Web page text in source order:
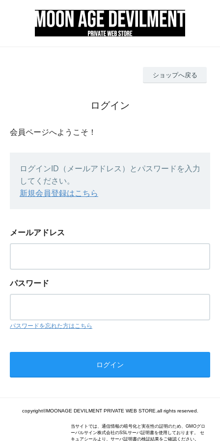
ショップへ戻る
ログイン
会員ページへようこそ！
ログインID（メールアドレス）とパスワードを入力
してください。
新規会員登録はこちら
メールアドレス
パスワード
パスワードを忘れた方はこちら
copyright©MOONAGE DEVILMENT PRIVATE WEB STORE.all rights reserved.
当サイトでは、通信情報の暗号化と実在性の証明のため、GMOグロ
ーバルサイン株式会社のSSLサーバ証明書を使用しております。 セ
キュアシールより、サーバ証明書の検証結果をご確認ください。